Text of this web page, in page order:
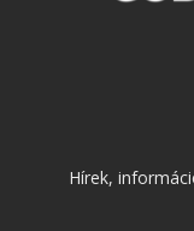
Hírek,